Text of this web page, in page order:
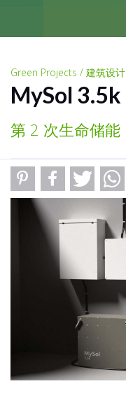
Green Projects / 建筑设计
MySol 3.5k
第 2 次生命储能